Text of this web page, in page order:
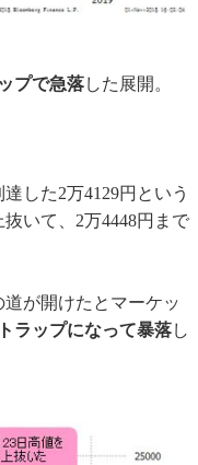
プで急落した展開。
した2万4129円という
いて、2万4448円まで
が開けたとマーケッ
ラップになって暴落し